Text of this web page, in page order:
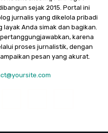
sejak 2015. Portal ini
jurnalis yang dikelola pribadi
Anda simak dan bagikan.
karena
proses jurnalistik, dengan
pesan yang akurat.